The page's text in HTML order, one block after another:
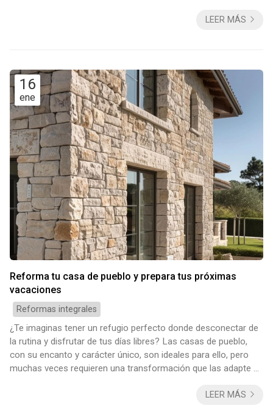
Reformar tu baño no solo mejora su estética, sino que
LEER MÁS
16
ene
Reforma tu casa de pueblo y prepara tus próximas
vacaciones
Reformas integrales
¿Te imaginas tener un refugio perfecto donde desconectar de
la rutina y disfrutar de tus días libres? Las casas de pueblo,
con su encanto y carácter único, son ideales para ello, pero
muchas veces requieren una transformación que las adapte a
reformas de casas de pueblo, tenemos los medio materiales y
LEER MÁS